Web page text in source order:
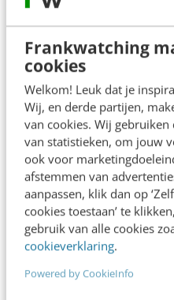
Frankwatching
cookies
Welkom! Leuk dat je
Wij, en derde partijen,
van cookies. Wij
van statistieken, om jouw
ook voor
afstemmen van
aanpassen, klik dan op
cookies toestaan’ te
gebruik van alle cookies
cookieverklaring.
Powered by CookieInfo
Contact
Nieuwsbrieven
Over ons
Ons team
Werken bij
Whitepapers
Blog
AI & Tech
Content & Communicatie